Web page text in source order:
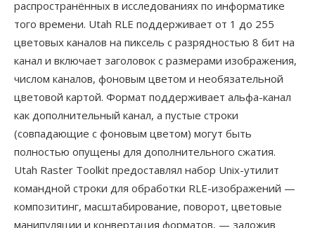
распространённых в исследованиях по информатике
того времени. Utah RLE поддерживает от 1 до 255
цветовых каналов на пиксель с разрядностью 8 бит на
канал и включает заголовок с размерами изображения,
числом каналов, фоновым цветом и необязательной
цветовой картой. Формат поддерживает альфа-канал
как дополнительный канал, а пустые строки
(совпадающие с фоновым цветом) могут быть
полностью опущены для дополнительного сжатия.
Utah Raster Toolkit предоставлял набор Unix-утилит
командной строки для обработки RLE-изображений —
композитинг, масштабирование, поворот, цветовые
манипуляции и конвертация форматов, — заложив